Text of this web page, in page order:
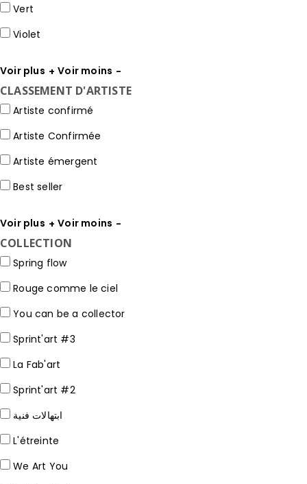
Vert
Violet
Voir plus Voir moins
CLASSEMENT D'ARTISTE
Artiste confirmé
Artiste Confirmée
Artiste émergent
Best seller
Voir plus Voir moins
COLLECTION
Spring flow
Rouge comme le ciel
You can be a collector
Sprint'art #3
La Fab'art
Sprint'art #2
ابتهالات فنية
L'étreinte
We Art You